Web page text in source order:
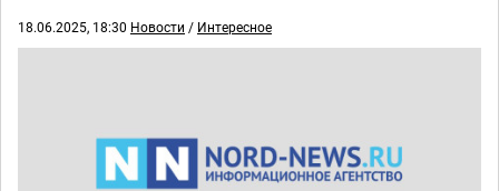
18.06.2025, 18:30 Новости / Интересное